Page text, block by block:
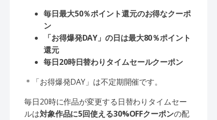
毎日最大50％ポイント還元のお得なクーポ
ン
「お得爆発DAY」の日は最大80％ポイント
還元
毎日20時日替わりタイムセールクーポン
＊「お得爆発DAY」は不定期開催です。
毎日20時に作品が変更する日替わりタイムセー
ルは対象作品に5回使える30%OFFクーポンの配